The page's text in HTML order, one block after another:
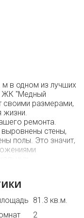
м в одном из лучших
ЖК "Медный
своими размерами,
жизни.
ремонта.
стены,
полы. Это значит,
по своему
вид на
кв. м и две
81.3 кв.м.
2